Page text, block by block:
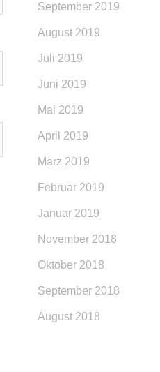
September 2019
August 2019
Juli 2019
Juni 2019
Mai 2019
April 2019
März 2019
Februar 2019
Januar 2019
November 2018
Oktober 2018
September 2018
August 2018